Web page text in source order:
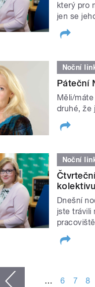
který pro
jen se
Noční
Páteční
Měli/
druhé, že
Noční
kolektivu
Dnešní
jste trávili
… 6 7 8